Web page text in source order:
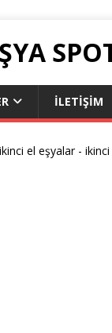
İLETIŞIM
ikinci el eşyalar-